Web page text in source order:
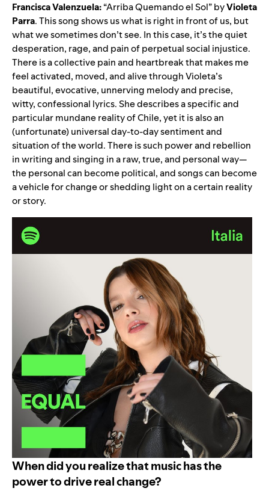
Francisca Valenzuela:“Arriba Quemando el Sol” byVioleta
Parra. This song shows us what is right in front of us, but
what we sometimes don’t see. In this case, it’s the quiet
desperation, rage, and pain of perpetual social injustice.
There is a collective pain and heartbreak that makes me
feel activated, moved, and alive through Violeta’s
beautiful, evocative, unnerving melody and precise,
witty, confessional lyrics. She describes a specific and
particular mundane reality of Chile, yet it is also an
(unfortunate) universal day-to-day sentiment and
situation of the world. There is such power and rebellion
in writing and singing in a raw, true, and personal way—
the personal can become political, and songs can become
a vehicle for change or shedding light on a certain reality
or story.
When did you realize that music has the
power to drive real change?